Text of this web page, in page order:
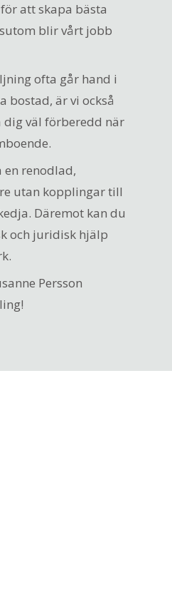
att skapa bästa
blir vårt jobb
ofta går hand i
bostad, är vi också
dig väl förberedd när
en renodlad,
utan kopplingar till
Däremot kan du
och juridisk hjälp
Persson